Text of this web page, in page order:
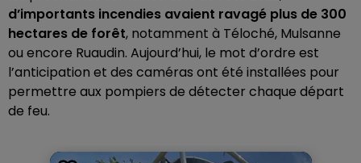
d’importants incendies avaient ravagé plus de 300
hectares de forêt, notamment à Téloché, Mulsanne
ou encore Ruaudin. Aujourd’hui, le mot d’ordre est
l’anticipation et des caméras ont été installées pour
permettre aux pompiers de détecter chaque départ
de feu.